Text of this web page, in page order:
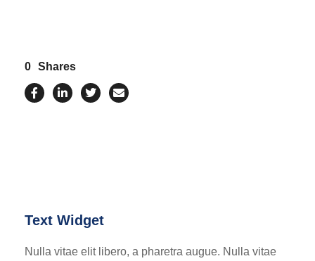
0 Shares
Text Widget
Nulla vitae elit libero, a pharetra augue. Nulla vitae